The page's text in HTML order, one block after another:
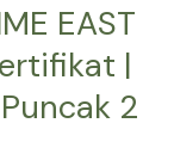
EAST
|
2